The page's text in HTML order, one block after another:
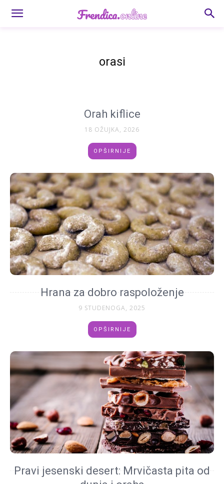
orasi
Orah kiflice
18 OŽUJKA, 2026
OPŠIRNIJE
Hrana za dobro raspoloženje
9 STUDENOGA, 2025
OPŠIRNIJE
Pravi jesenski desert: Mrvičasta pita od